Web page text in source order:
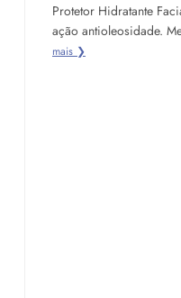
Protetor Hidratante
ação antioleosidade.
mais ❯